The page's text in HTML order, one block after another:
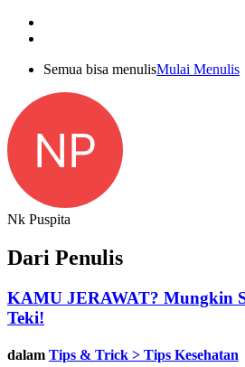
Semua bisa menulisMulai Menulis
NP
Nk Puspita
Dari Penulis
KAMU JERAWAT? Mungkin
Teki!
dalam Tips & Trick > Tips Kesehatan